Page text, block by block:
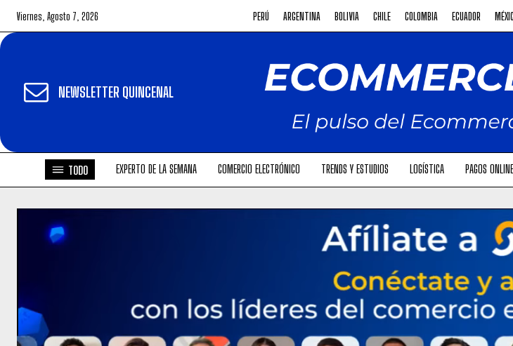
Viernes, Agosto 7, 2026 PERÚ ARGENTINA BOLIVIA CHILE COLOMBIA ECUADOR
NEWSLETTER QUINCENAL
TODO EXPERTO DE LA SEMANA COMERCIO ELECTRÓNICO TRENDS Y ESTUDIOS LOGÍSTICA PAGOS ONLINE